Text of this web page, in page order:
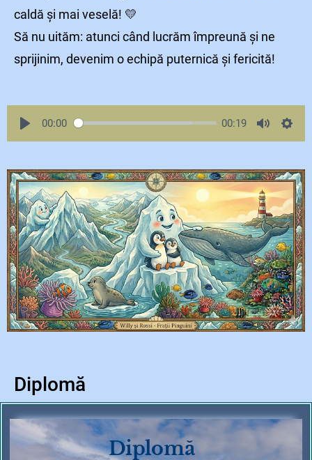
caldă și mai veselă! 💛
Să nu uităm: atunci când lucrăm împreună și ne
sprijinim, devenim o echipă puternică și fericită!
00:00 00:19
Diplomă
Diplomă